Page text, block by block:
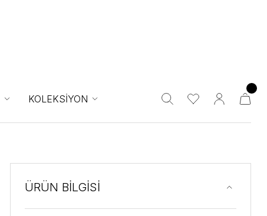
KOLEKSİYON
ÜRÜN BİLGİSİ